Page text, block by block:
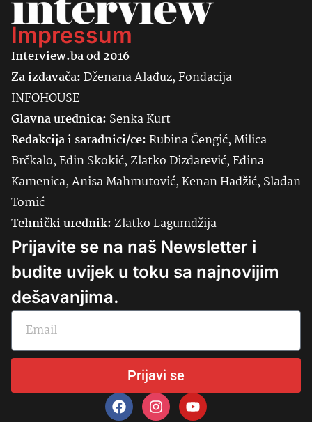
Impressum
Interview.ba od 2016
Za izdavača:Dženana Alađuz, Fondacija
INFOHOUSE
Glavna urednica: SenkaKurt
Redakcija i saradnici/ce:Rubina Čengić, Milica
Brčkalo, Edin Skokić, Zlatko Dizdarević, Edina
Kamenica, Anisa Mahmutović, Kenan Hadžić, Slađan
Tomić
Tehnički urednik:Zlatko Lagumdžija
Prijavite se na naš Newsletter i
budite uvijek u toku sa najnovijim
dešavanjima.
Prijavi se